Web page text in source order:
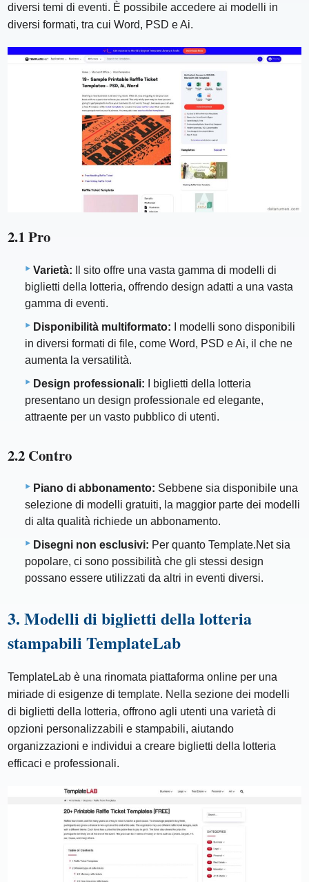
diversi temi di eventi. È possibile accedere ai modelli in
diversi formati, tra cui Word, PSD e Ai.
2.1 Pro
Varietà:
Il sito offre una vasta gamma di modelli di
biglietti della lotteria, offrendo design adatti a una vasta
gamma di eventi.
Disponibilità multiformato: I modelli sono disponibili
in diversi formati di file, come Word, PSD e Ai, il che ne
aumenta la versatilità.
Design professionali: I biglietti della lotteria
presentano un design professionale ed elegante,
attraente per un vasto pubblico di utenti.
2.2 Contro
Piano di abbonamento: Sebbene sia disponibile una
selezione di modelli gratuiti, la maggior parte dei modelli
di alta qualità richiede un abbonamento.
Disegni non esclusivi: Per quanto Template.Net sia
popolare, ci sono possibilità che gli stessi design
possano essere utilizzati da altri in eventi diversi.
3. Modelli di biglietti della lotteria
stampabili TemplateLab
TemplateLab è una rinomata piattaforma online per una
miriade di esigenze di template. Nella sezione dei modelli
di biglietti della lotteria, offrono agli utenti una varietà di
opzioni personalizzabili e stampabili, aiutando
organizzazioni e individui a creare biglietti della lotteria
efficaci e professionali.